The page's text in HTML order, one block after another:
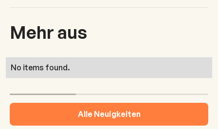
Mehr aus
No items found.
Alle Neuigkeiten